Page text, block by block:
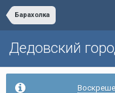
Барахолка
Дедовский